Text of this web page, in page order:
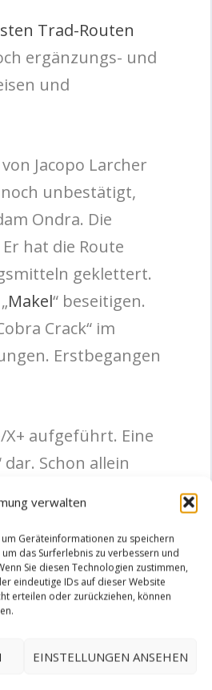
verwalten
Geräteinformationen zu speichern
das Surferlebnis zu verbessern und
Sie diesen Technologien zustimmen,
eindeutige IDs auf dieser Website
erteilen oder zurückziehen, können
EINSTELLUNGEN ANSEHEN
Trad-Routen
ergänzungs- und
und
von Jacopo Larcher
unbestätigt,
Ondra. Die
hat die Route
geklettert.
Makel“ beseitigen.
Crack“ im
Erstbegangen
X+ aufgeführt. Eine
Schon allein
Die
dem
auf der
Perlen geben.
Knübbeln“ ist